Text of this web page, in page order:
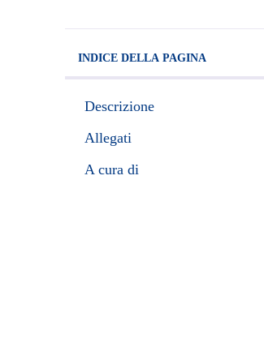
INDICE DELLA PAGINA
Descrizione
Allegati
A cura di